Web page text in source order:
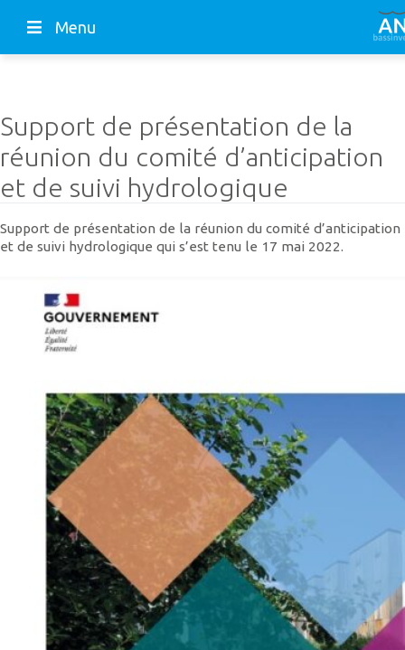
Menu
Support de présentation de la
réunion du comité d’anticipation
et de suivi hydrologique
Support de présentation de la réunion du comité d’anticipation
et de suivi hydrologique qui s’est tenu le 17 mai 2022.